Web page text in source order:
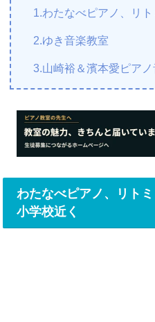
1.わたなべピアノ、リ
2.ゆき音楽教室
3.山崎裕＆濱本愛ピア
わたなべピアノ、リト
小学校近く